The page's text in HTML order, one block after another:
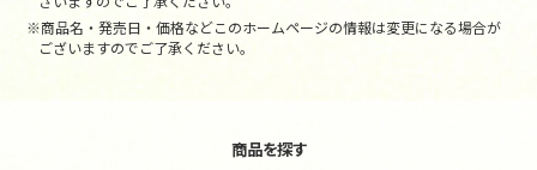
※商品名・発売日・価格などこのホームページの情報は変更になる場合が
ございますのでご了承ください。
商品を探す